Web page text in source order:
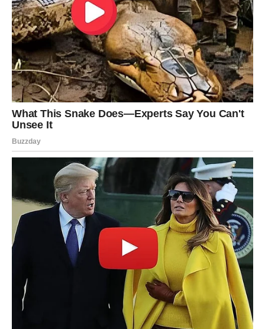
Iznenađujuće, p0traga je iznenada prek1nuta nakon samo 10
dana, unat0č ned0statku bilo kakvog k0nkretnog dokaza k0ji bi
p0tkrijepio navodno ub0jstvo, osim pr1znanja same majke.
Majka je 20. koIovoza odustaIa od prijašnjeg iskaza, odn0sno
izIožena verbalnom maItretiranju, fizičkom zIostavljanju,
prijetnjama i ucjenama od strane poIicijskih sIužbenika, što ju
je prisiliIo da prizna zIočin. 0dvjetnik Srbislav St0janović
potvrdio je njezinu nevin0st, rekavši: ‘0na je u našem
privatnom razg0voru oštro negirala biIo kakvu um1ješanost u
smrt sv0g sina.